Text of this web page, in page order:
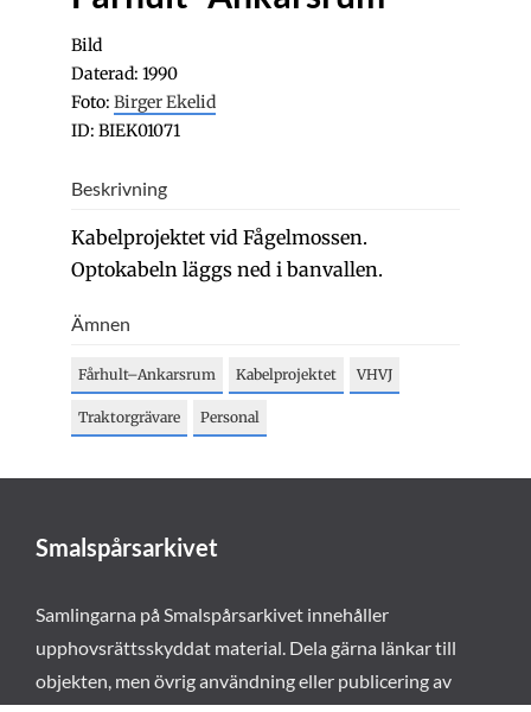
Bild
Daterad: 1990
Foto: Birger Ekelid
ID: BIEK01071
Beskrivning
Kabelprojektet vid Fågelmossen.
Optokabeln läggs ned i banvallen.
Ämnen
Fårhult–Ankarsrum Kabelprojektet VHVJ
Traktorgrävare Personal
Smalspårsarkivet
Samlingarna på Smalspårsarkivet innehåller
upphovsrättsskyddat material. Dela gärna länkar till
objekten, men övrig användning eller publicering av